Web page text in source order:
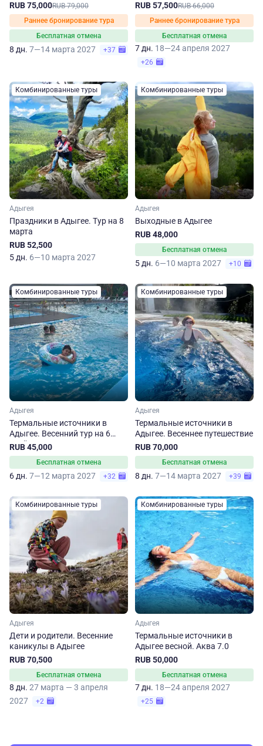
RUB 75,000RUB 79,000
Раннее бронирование тура
Бесплатная отмена
8 дн. 7—14 марта 2027 +37
RUB 57,500RUB 66,000
Раннее бронирование тура
Бесплатная отмена
7 дн. 18—24 апреля 2027
+26
Комбинированные туры
Адыгея
Праздники в Адыгее. Тур на 8
марта
RUB 52,500
5 дн. 6—10 марта 2027
Комбинированные туры
Адыгея
Выходные в Адыгее
RUB 48,000
Бесплатная отмена
5 дн. 6—10 марта 2027 +10
Комбинированные туры
Адыгея
Термальные источники в
Адыгее. Весенний тур на 6
дней
RUB 45,000
Бесплатная отмена
6 дн. 7—12 марта 2027 +32
Комбинированные туры
Адыгея
Термальные источники в
Адыгее. Весеннее путешествие
RUB 70,000
Бесплатная отмена
8 дн. 7—14 марта 2027 +39
Комбинированные туры
Адыгея
Дети и родители. Весенние
каникулы в Адыгее
RUB 70,500
Бесплатная отмена
8 дн. 27 марта — 3 апреля
2027
+2
Комбинированные туры
Адыгея
Термальные источники в
Адыгее весной. Аква 7.0
RUB 50,000
Бесплатная отмена
7 дн. 18—24 апреля 2027
+25